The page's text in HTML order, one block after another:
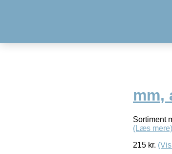
mm,
Sortiment
(Læs mere)
215 kr.